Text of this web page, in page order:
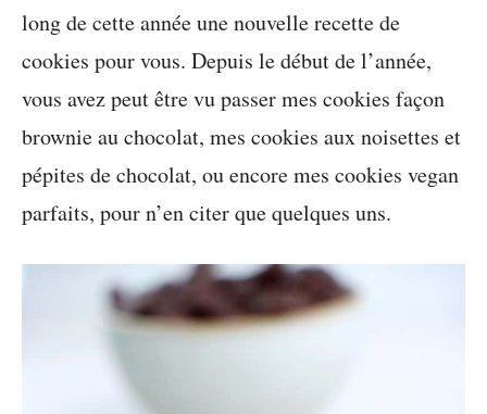
long de cette année une nouvelle recette de
cookies pour vous. Depuis le début de l’année,
vous avez peut être vu passer mes cookies façon
brownie au chocolat, mes cookies aux noisettes et
pépites de chocolat, ou encore mes cookies vegan
parfaits, pour n’en citer que quelques uns.